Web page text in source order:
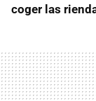
coger las